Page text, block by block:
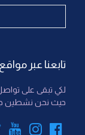
تابعنا عبر
لكي تبقى على
حيث نحن نشطين